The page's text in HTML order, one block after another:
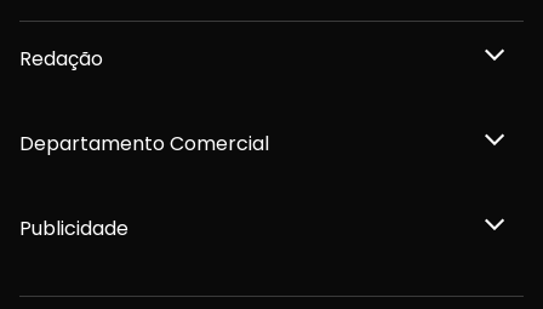
Redação
Departamento Comercial
Publicidade